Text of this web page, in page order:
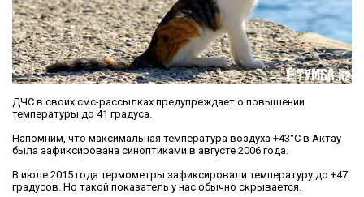
ДЧС в своих смс-рассылках предупреждает о повышении
температуры до 41 градуса.
Напомним, что максимальная температура воздуха +43°С в Актау
была зафиксирована синоптиками в августе 2006 года.
В июле 2015 года термометры зафиксировали температуру до +47
градусов. Но такой показатель у нас обычно скрывается.